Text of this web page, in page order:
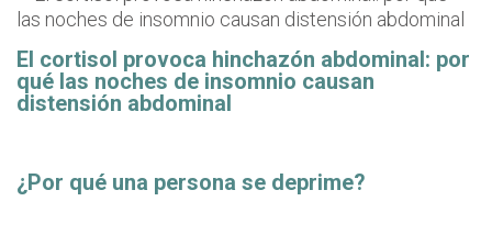
El cortisol provoca hinchazón abdominal: por
qué las noches de insomnio causan
distensión abdominal
¿Por qué una persona se deprime?